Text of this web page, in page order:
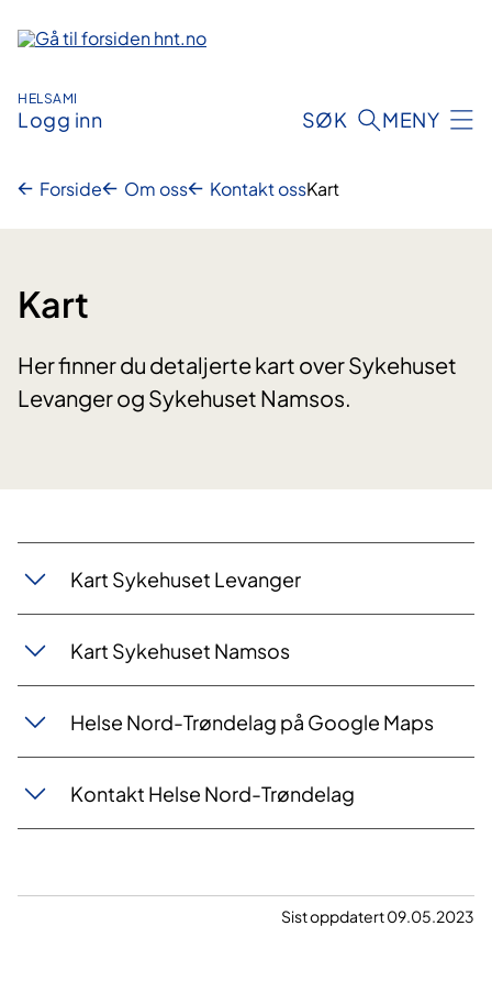
innhold
HELSAMI
Logg inn SØK MENY
Forside Om oss Kontakt ossKart
Kart
Her finner du detaljerte kart over Sykehuset
Levanger og Sykehuset Namsos.
​Kart Sykehuset Levanger
Kart Sykehuset Namsos
Helse Nord-Trøndelag på Google Maps
Kontakt Helse Nord-Trøndelag
Sist oppdatert 09.05.2023